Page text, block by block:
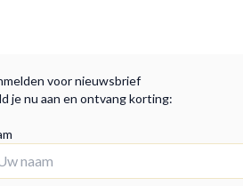
voor nieuwsbrief
je nu aan en ontvang korting: